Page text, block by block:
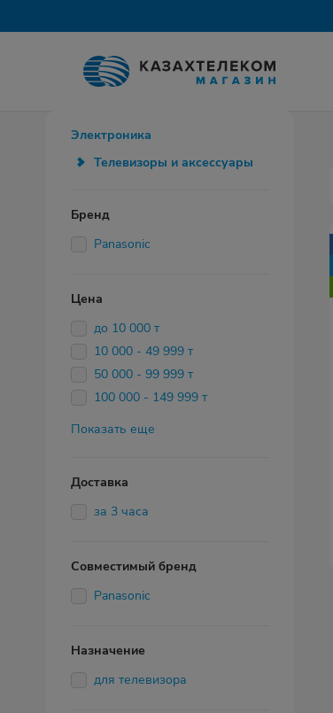
Электроника
Телевизоры и аксессуары
Бренд
Panasonic
Цена
до 10 000 т
10 000 - 49 999 т
50 000 - 99 999 т
100 000 - 149 999 т
Показать еще
Доставка
за 3 часа
Совместимый бренд
Panasonic
Назначение
для телевизора